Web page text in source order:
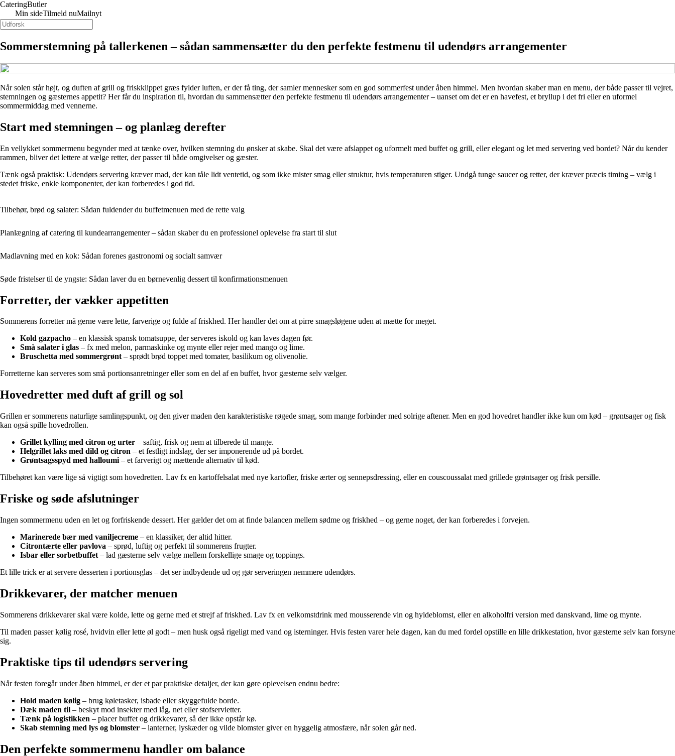
CateringButler
Min sideTilmeld nuMailnyt
Sommerstemning på tallerkenen – sådan sammensætter du den perfekte festmenu til udendørs arrangementer
Når solen står højt, og duften af grill og friskklippet græs fylder luften, er der få ting, der samler mennesker som en god sommerfest under åben himmel. Men hvordan skaber man en menu, der både passer til vejret,
stemningen og gæsternes appetit? Her får du inspiration til, hvordan du sammensætter den perfekte festmenu til udendørs arrangementer – uanset om det er en havefest, et bryllup i det fri eller en uformel
sommermiddag med vennerne.
Start med stemningen – og planlæg derefter
En vellykket sommermenu begynder med at tænke over, hvilken stemning du ønsker at skabe. Skal det være afslappet og uformelt med buffet og grill, eller elegant og let med servering ved bordet? Når du kender
rammen, bliver det lettere at vælge retter, der passer til både omgivelser og gæster.
Tænk også praktisk: Udendørs servering kræver mad, der kan tåle lidt ventetid, og som ikke mister smag eller struktur, hvis temperaturen stiger. Undgå tunge saucer og retter, der kræver præcis timing – vælg i
stedet friske, enkle komponenter, der kan forberedes i god tid.
Tilbehør, brød og salater: Sådan fuldender du buffetmenuen med de rette valg
Planlægning af catering til kundearrangementer – sådan skaber du en professionel oplevelse fra start til slut
Madlavning med en kok: Sådan forenes gastronomi og socialt samvær
Søde fristelser til de yngste: Sådan laver du en børnevenlig dessert til konfirmationsmenuen
Forretter, der vækker appetitten
Sommerens forretter må gerne være lette, farverige og fulde af friskhed. Her handler det om at pirre smagsløgene uden at mætte for meget.
Kold gazpacho – en klassisk spansk tomatsuppe, der serveres iskold og kan laves dagen før.
Små salater i glas – fx med melon, parmaskinke og mynte eller rejer med mango og lime.
Bruschetta med sommergrønt– sprødt brød toppet med tomater, basilikum og olivenolie.
Forretterne kan serveres som små portionsanretninger eller som en del af en buffet, hvor gæsterne selv vælger.
Hovedretter med duft af grill og sol
Grillen er sommerens naturlige samlingspunkt, og den giver maden den karakteristiske røgede smag, som mange forbinder med solrige aftener. Men en god hovedret handler ikke kun om kød – grøntsager og fisk
kan også spille hovedrollen.
Grillet kylling med citron og urter – saftig, frisk og nem at tilberede til mange.
Helgrillet laks med dild og citron – et festligt indslag, der ser imponerende ud på bordet.
Grøntsagsspyd med halloumi – et farverigt og mættende alternativ til kød.
Tilbehøret kan være lige så vigtigt som hovedretten. Lav fx en kartoffelsalat med nye kartofler, friske ærter og sennepsdressing, eller en couscoussalat med grillede grøntsager og frisk persille.
Friske og søde afslutninger
Ingen sommermenu uden en let og forfriskende dessert. Her gælder det om at finde balancen mellem sødme og friskhed – og gerne noget, der kan forberedes i forvejen.
Marinerede bær med vaniljecreme – en klassiker, der altid hitter.
Citrontærte eller pavlova – sprød, luftig og perfekt til sommerens frugter.
Isbar eller sorbetbuffet – lad gæsterne selv vælge mellem forskellige smage og toppings.
Et lille trick er at servere desserten i portionsglas – det ser indbydende ud og gør serveringen nemmere udendørs.
Drikkevarer, der matcher menuen
Sommerens drikkevarer skal være kolde, lette og gerne med et strejf af friskhed. Lav fx en velkomstdrink med mousserende vin og hyldeblomst, eller en alkoholfri version med danskvand, lime og mynte.
Til maden passer kølig rosé, hvidvin eller lette øl godt – men husk også rigeligt med vand og isterninger. Hvis festen varer hele dagen, kan du med fordel opstille en lille drikkestation, hvor gæsterne selv kan forsyne
sig.
Praktiske tips til udendørs servering
Når festen foregår under åben himmel, er der et par praktiske detaljer, der kan gøre oplevelsen endnu bedre:
Hold maden kølig – brug køletasker, isbade eller skyggefulde borde.
Dæk maden til – beskyt mod insekter med låg, net eller stofservietter.
Tænk på logistikken – placer buffet og drikkevarer, så der ikke opstår kø.
Skab stemning med lys og blomster – lanterner, lyskæder og vilde blomster giver en hyggelig atmosfære, når solen går ned.
Den perfekte sommermenu handler om balance